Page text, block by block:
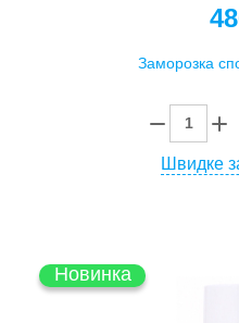
Швидке
Новинка